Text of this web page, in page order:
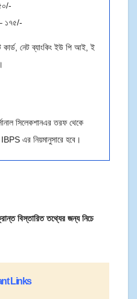
/-
১৭৫/-
নেট ব্যাংকিং ইউ পি আই, ই
সিলেকশানএর তরফ থেকে
এর নিয়মানুসারে হবে।
বিস্তারিত তথ্যের জন্য নিচে
Links